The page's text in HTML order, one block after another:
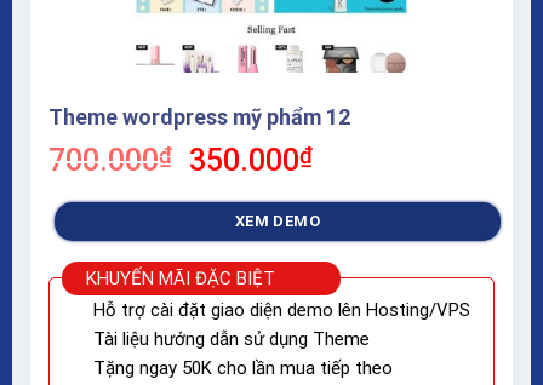
Theme wordpress mỹ phẩm 12
700.000₫
Giá
700.000₫.
350.000₫Giá
tại
là:
350.000₫.
XEM DEMO
KHUYẾN MÃI ĐẶC BIỆT
Hỗ trợ cài đặt giao diện demo lên Hosting/VPS
Tài liệu hướng dẫn sử dụng Theme
Tặng ngay 50K cho lần mua tiếp theo